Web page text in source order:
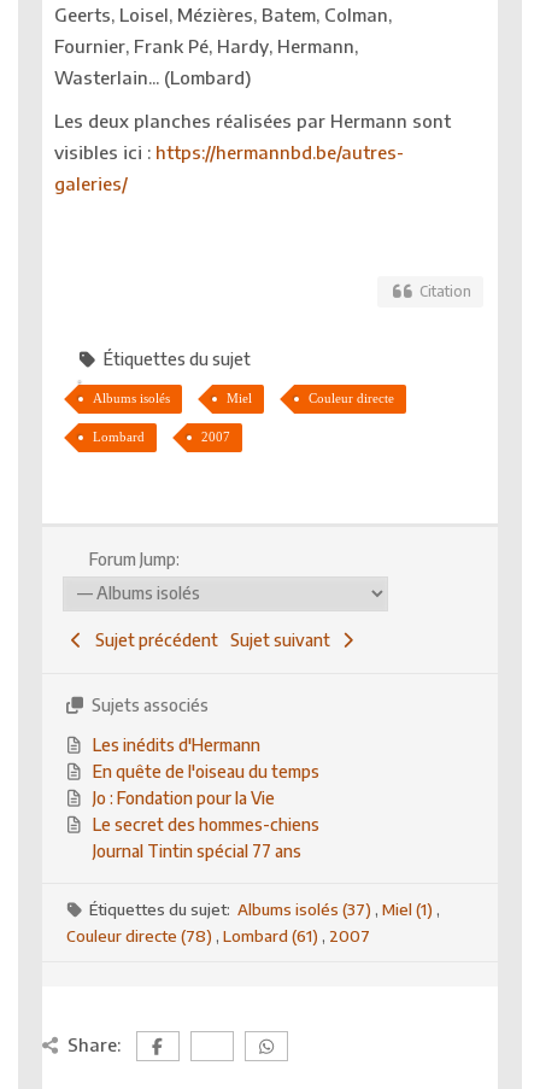
Geerts, Loisel, Mézières, Batem, Colman,
Fournier, Frank Pé, Hardy, Hermann,
Wasterlain... (Lombard)
Les deux planches réalisées par Hermann sont
visibles ici : https://hermannbd.be/autres-
galeries/
Citation
Étiquettes du sujet
Albums isolés Miel Couleur directe
Lombard 2007
Forum Jump:
Sujet précédent Sujet suivant
Sujets associés
Les inédits d'Hermann
En quête de l'oiseau du temps
Jo : Fondation pour la Vie
Le secret des hommes-chiens
Journal Tintin spécial 77 ans
Étiquettes du sujet:Albums isolés (37) , Miel (1) ,
Couleur directe (78) , Lombard (61) , 2007
Share: